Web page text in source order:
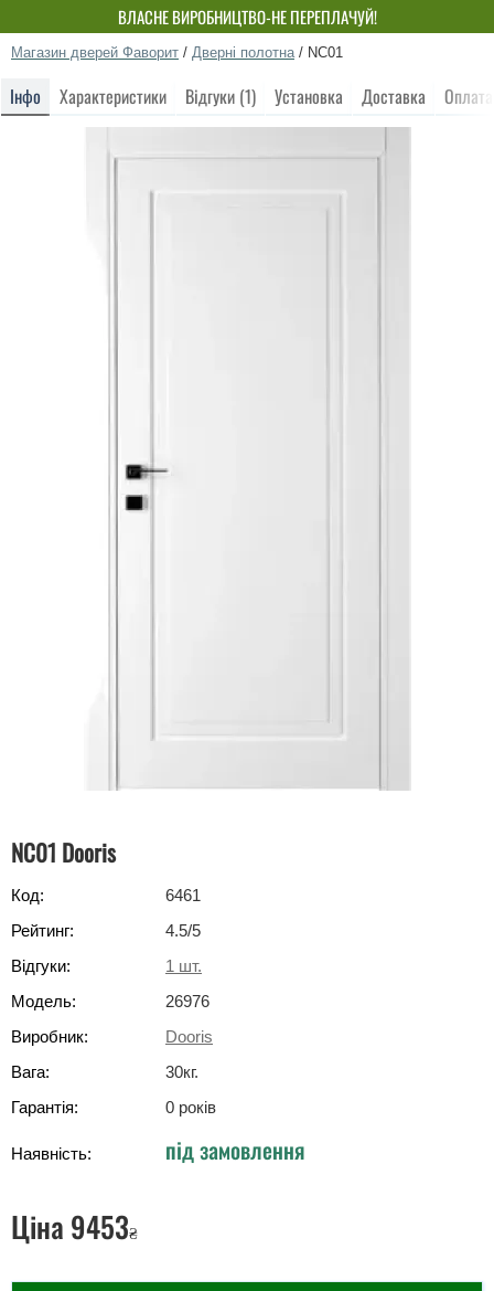
ВЛАСНЕ ВИРОБНИЦТВО-НЕ ПЕРЕПЛАЧУЙ!
Магазин дверей Фаворит / Дверні полотна / NC01
Інфо Характеристики Відгуки (1) Установка Доставка Оплата
NC01 Dooris
Код:
6461
Рейтинг:
4.5/5
Відгуки:
1 шт.
Модель:
26976
Виробник:
Dooris
Вага:
30кг.
Гарантія:
0 років
Наявність: під замовлення
Ціна 9453₴